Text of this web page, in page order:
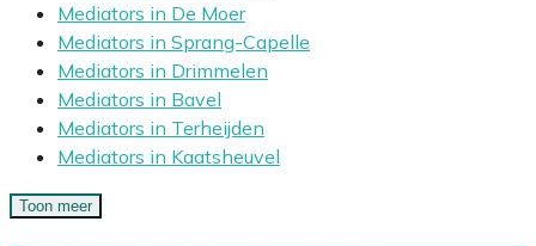
Mediators in De Moer
Mediators in Sprang-Capelle
Mediators in Drimmelen
Mediators in Bavel
Mediators in Terheijden
Mediators in Kaatsheuvel
Toon meer